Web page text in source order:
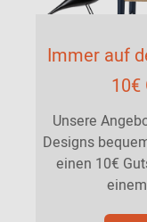
Immer auf
10€
Unsere
Designs
einen 10€